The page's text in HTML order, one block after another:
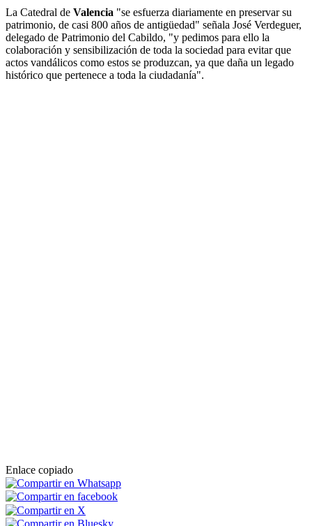
La Catedral de Valencia "se esfuerza diariamente en preservar su
patrimonio, de casi 800 años de antigüedad" señala José Verdeguer,
delegado de Patrimonio del Cabildo, "y pedimos para ello la
colaboración y sensibilización de toda la sociedad para evitar que
actos vandálicos como estos se produzcan, ya que daña un legado
histórico que pertenece a toda la ciudadanía".
Enlace copiado